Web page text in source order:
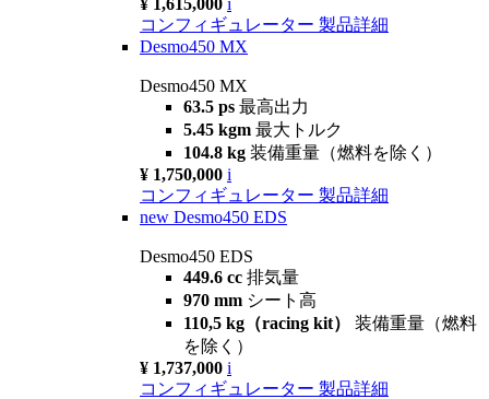
¥ 1,615,000 i
コンフィギュレーター 製品詳細
Desmo450 MX
Desmo450 MX
63.5 ps 最高出力
5.45 kgm 最大トルク
104.8 kg 装備重量（燃料を除く）
¥ 1,750,000 i
コンフィギュレーター 製品詳細
new Desmo450 EDS
Desmo450 EDS
449.6 cc 排気量
970 mm シート高
110,5 kg（racing kit） 装備重量（燃料
を除く）
¥ 1,737,000 i
コンフィギュレーター 製品詳細